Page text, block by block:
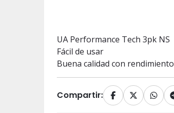
UA Performance Tech 3pk NS
Fácil de usar
Buena calidad con rendimiento
Compartir: